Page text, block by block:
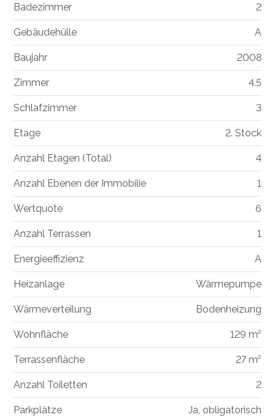
Badezimmer 2
Gebäudehülle A
Baujahr 2008
Zimmer 4.5
Schlafzimmer 3
Etage 2. Stock
Anzahl Etagen (Total) 4
Anzahl Ebenen der Immobilie 1
Wertquote 6
Anzahl Terrassen 1
Energieeffizienz A
Heizanlage Wärmepumpe
Wärmeverteilung Bodenheizung
Wohnfläche 129 m²
Terrassenfläche 27 m²
Anzahl Toiletten 2
Parkplätze Ja, obligatorisch